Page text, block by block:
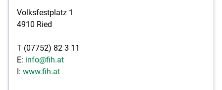
Volksfestplatz 1
4910 Ried
T (07752) 82 3 11
E: info@fih.at
I: www.fih.at